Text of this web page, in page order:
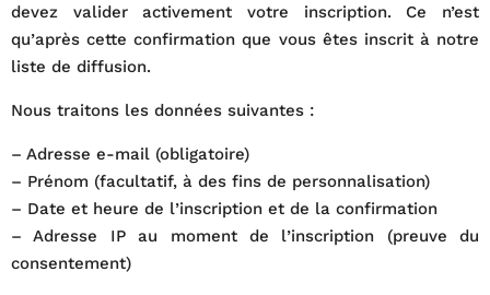
devez valider activement votre inscription. Ce n’est
qu’après cette confirmation que vous êtes inscrit à notre
liste de diffusion.
Nous traitons les données suivantes :
– Adresse e-mail (obligatoire)
– Prénom (facultatif, à des fins de personnalisation)
– Date et heure de l’inscription et de la confirmation
– Adresse IP au moment de l’inscription (preuve du
consentement)